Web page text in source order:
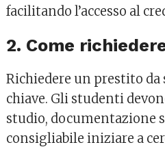
facilitando l’accesso al
2. Come
Richiedere un prestito
chiave. Gli studenti
studio, documentazione
consigliabile iniziare a